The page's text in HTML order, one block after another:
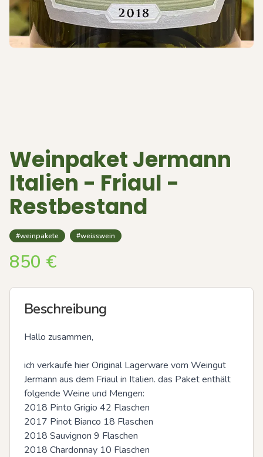
Weinpaket Jermann
Italien - Friaul -
Restbestand
#weinpakete #weisswein
850 €
Beschreibung
Hallo zusammen,
ich verkaufe hier Original Lagerware vom Weingut
Jermann aus dem Friaul in Italien. das Paket enthält
folgende Weine und Mengen:
2018 Pinto Grigio 42 Flaschen
2017 Pinot Bianco 18 Flaschen
2018 Sauvignon 9 Flaschen
2018 Chardonnay 10 Flaschen